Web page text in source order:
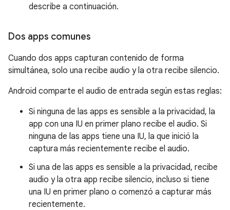
describe a continuación.
Dos apps comunes
Cuando dos apps capturan contenido de forma
simultánea, solo una recibe audio y la otra recibe silencio.
Android comparte el audio de entrada según estas reglas:
Si ninguna de las apps es sensible a la privacidad, la
app con una IU en primer plano recibe el audio. Si
ninguna de las apps tiene una IU, la que inició la
captura más recientemente recibe el audio.
Si una de las apps es sensible a la privacidad, recibe
audio y la otra app recibe silencio, incluso si tiene
una IU en primer plano o comenzó a capturar más
recientemente.